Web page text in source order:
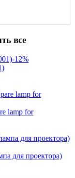
все
-12%
lamp for
для проектора)